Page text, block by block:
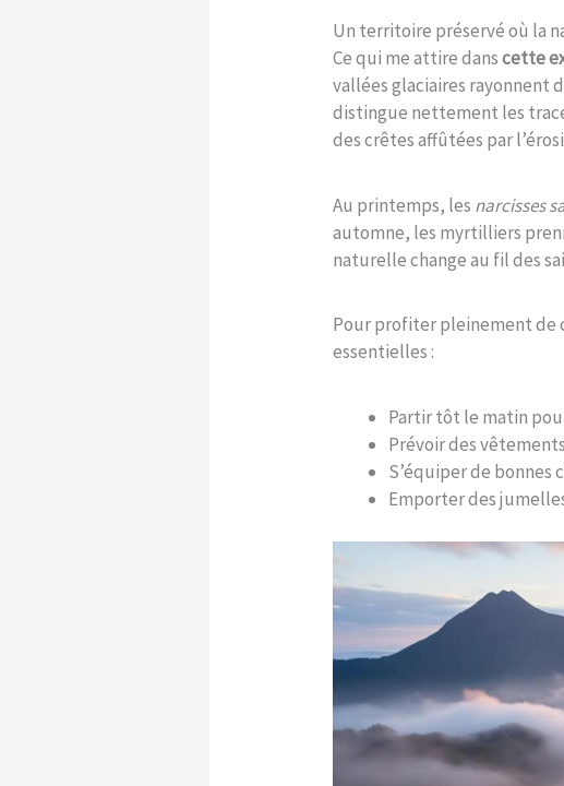
Un territoire préservé où la
Ce qui me attire danscette
vallées glaciaires rayonnent
distingue nettement les
des crêtes affûtées par
Au printemps, les narcisses
automne, les myrtilliers
naturelle change au fil des
Pour profiter pleinement de
essentielles :
Partir tôt le matin
Prévoir des
S’équiper de bonnes
Emporter des